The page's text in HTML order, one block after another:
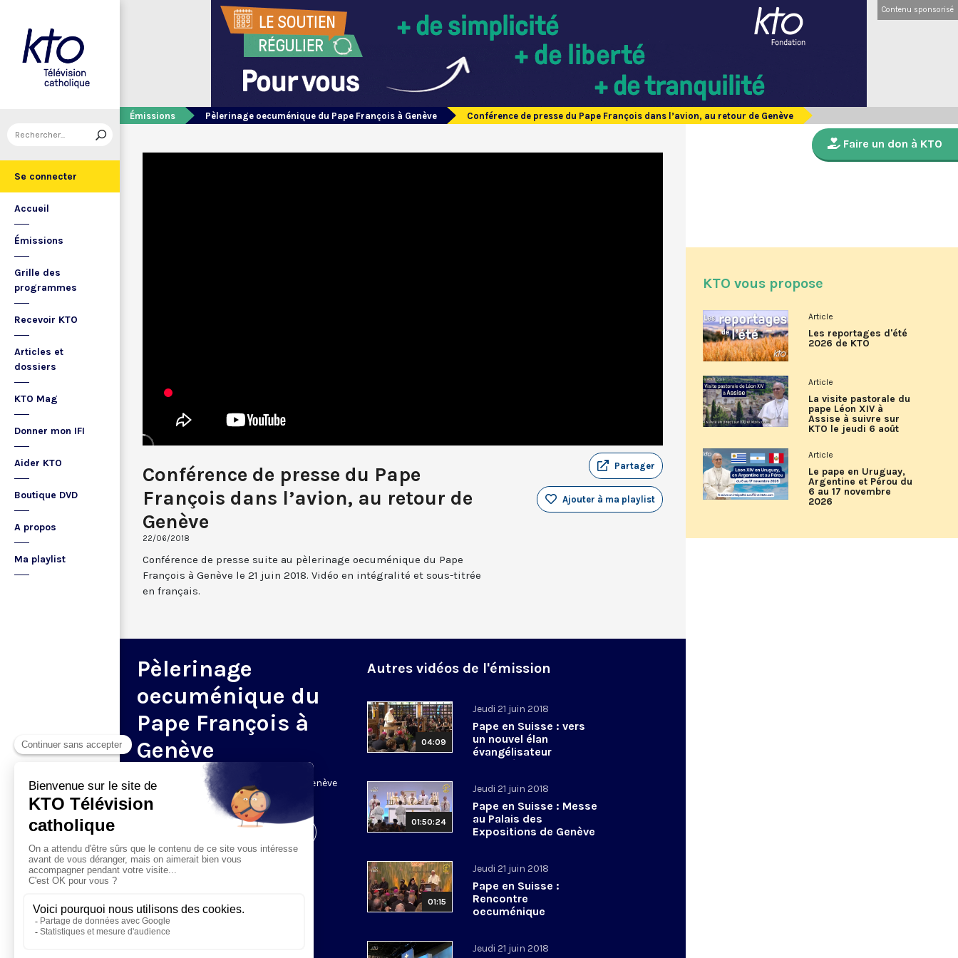
Se connecter
Accueil
Émissions
Grille des
programmes
Recevoir KTO
Articles et
dossiers
KTO Mag
Donner mon IFI
Aider KTO
Boutique DVD
A propos
Ma playlist
Contenu sponsorisé
Émissions Pèlerinage oecuménique du Pape François à Genève Conférence de presse du Pape François dans l’avion, au retour de Genève
Conférence de presse du Pape
François dans l’avion, au retour de
Genève
22/06/2018
Partager
Ajouter à ma playlist
Conférence de presse suite au pèlerinage oecuménique du Pape
François à Genève le 21 juin 2018. Vidéo en intégralité et sous-titrée
en français.
Pèlerinage
oecuménique du
Pape François à
Genève
Le 21 juin, le pape François se rend à Genève
pour un pèlerinage œcuménique.
Autres vidéos de l'émission
04:09
Jeudi 21 juin 2018
Pape en Suisse : vers
un nouvel élan
évangélisateur
oecuménique
01:50:24
Jeudi 21 juin 2018
Pape en Suisse : Messe
au Palais des
Expositions de Genève
01:15
Jeudi 21 juin 2018
Pape en Suisse :
Rencontre
oecuménique
Jeudi 21 juin 2018
Faire un don à KTO
KTO vous propose
Article
Les reportages d'été
2026 de KTO
Article
La visite pastorale du
pape Léon XIV à
Assise à suivre sur
KTO le jeudi 6 août
Article
Le pape en Uruguay,
Argentine et Pérou du
6 au 17 novembre
2026